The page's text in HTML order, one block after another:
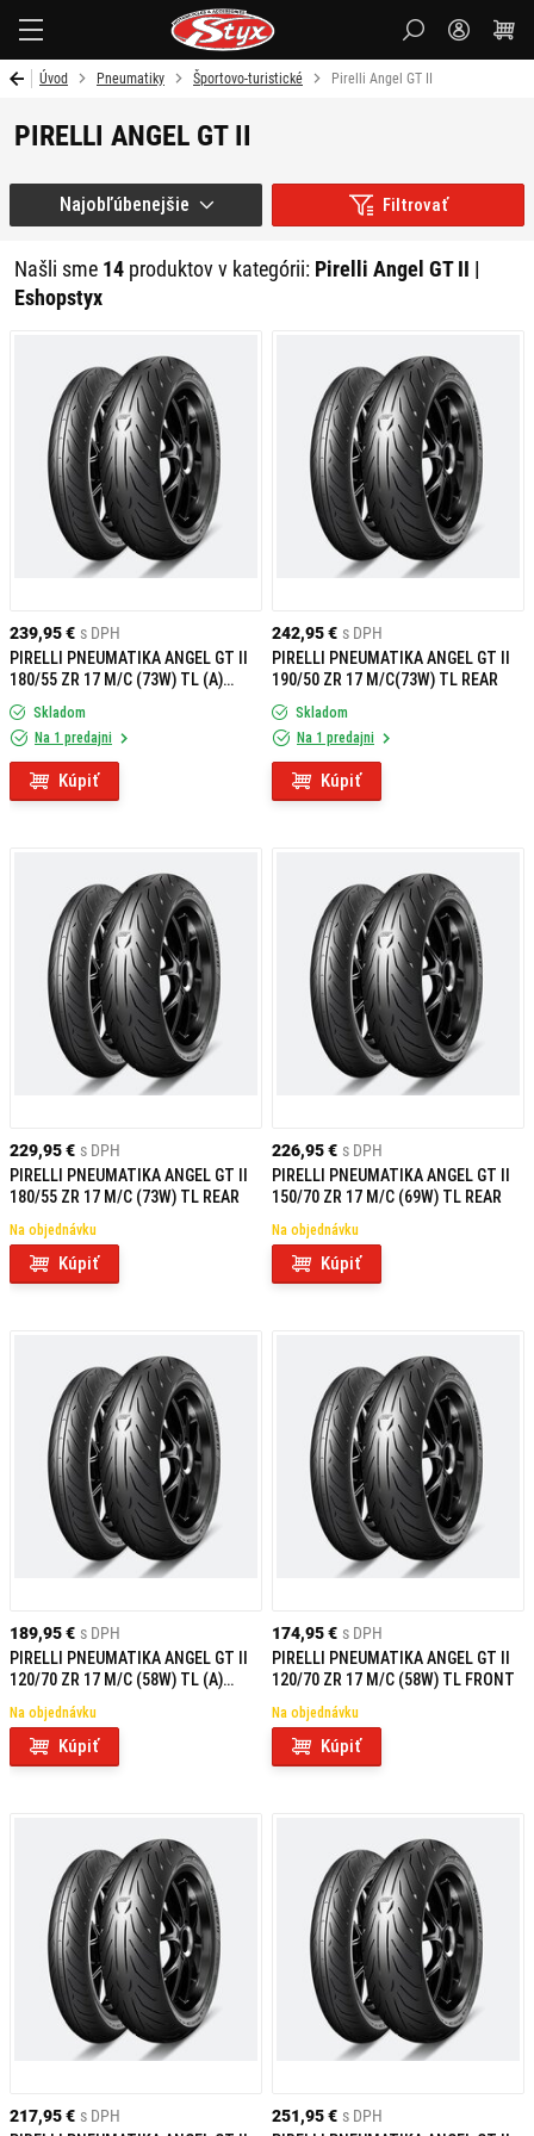
Úvod Pneumatiky Športovo-turistické Pirelli Angel GT II
PIRELLI ANGEL GT II
Filtrovať
Našli sme 14 produktov v kategórii: Pirelli Angel GT II |
Eshopstyx
Najobľúbenejšie
239,95 € s DPH
PIRELLI PNEUMATIKA ANGEL GT II
180/55 ZR 17 M/C (73W) TL (A)
REAR
Skladom
Na 1 predajni
Kúpiť
242,95 € s DPH
PIRELLI PNEUMATIKA ANGEL GT II
190/50 ZR 17 M/C(73W) TL REAR
Skladom
Na 1 predajni
Kúpiť
229,95 € s DPH
PIRELLI PNEUMATIKA ANGEL GT II
180/55 ZR 17 M/C (73W) TL REAR
Na objednávku
Kúpiť
226,95 € s DPH
PIRELLI PNEUMATIKA ANGEL GT II
150/70 ZR 17 M/C (69W) TL REAR
Na objednávku
Kúpiť
189,95 € s DPH
PIRELLI PNEUMATIKA ANGEL GT II
120/70 ZR 17 M/C (58W) TL (A)
Na objednávku
Kúpiť
174,95 € s DPH
PIRELLI PNEUMATIKA ANGEL GT II
120/70 ZR 17 M/C (58W) TL FRONT
Na objednávku
Kúpiť
217,95 € s DPH
251,95 € s DPH